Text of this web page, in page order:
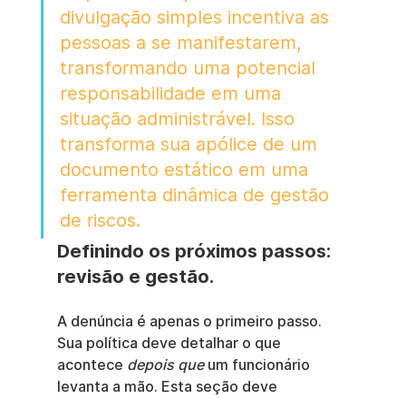
divulgação simples incentiva as
pessoas a se manifestarem,
transformando uma potencial
responsabilidade em uma
situação administrável. Isso
transforma sua apólice de um
documento estático em uma
ferramenta dinâmica de gestão
de riscos.
Definindo os próximos passos:
revisão e gestão.
A denúncia é apenas o primeiro passo.
Sua política deve detalhar o que
acontece depois que um funcionário
levanta a mão. Esta seção deve